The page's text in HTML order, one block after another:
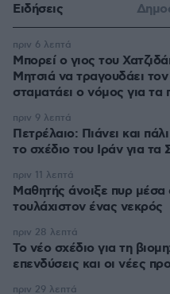
Ειδήσεις
Μπορεί ο γιος του
Μητσιά να τραγουδάει
σταματάει ο νόμος για τα
πριν 6 λεπτά
Πετρέλαιο: Πιάνει και
το σχέδιο του Ιράν για
πριν 9 λεπτά
Μαθητής άνοιξε πυρ μέσα
τουλάχιστον ένας νεκρός
πριν 11 λεπτά
Το νέο σχέδιο για τη
επενδύσεις και οι νέες
πριν 28 λεπτά
πριν 29 λεπτά